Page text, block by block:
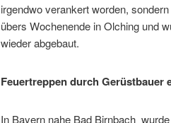
irgendwo verankert worden,
übers Wochenende in Olching und
wieder abgebaut.
Feuertreppen durch Gerüstbauer
In Bayern nahe Bad Birnbach